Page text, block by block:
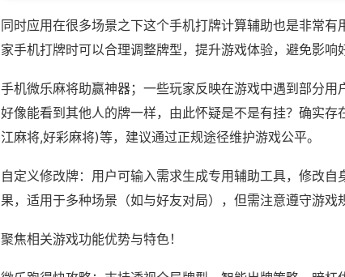
同时应用在很多场景之下这个手机打牌计算辅助也是非常
家手机打牌时可以合理调整牌型，提升游戏体验，避免影响
手机微乐麻将助赢神器；一些玩家反映在游戏中遇到部分
好像能看到其他人的牌一样，由此怀疑是不是有挂？确实
江麻将,好彩麻将)等，建议通过正规途径维护游戏公平。
自定义修改牌：用户可输入需求生成专用辅助工具，修改自
果，适用于多种场景（如与好友对局），但需注意遵守游戏
聚焦相关游戏功能优势与特色！